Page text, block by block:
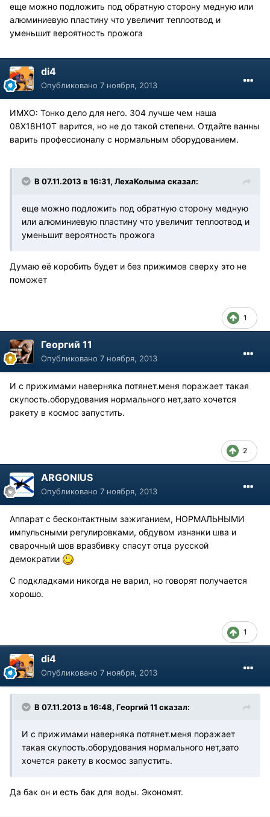
еще можно подложить под обратную сторону медную или
алюминиевую пластину что увеличит теплоотвод и
уменьшит вероятность прожога
di4
Опубликовано 7 ноября, 2013
ИМХО: Тонко дело для него. 304 лучше чем наша
08Х18Н10Т варится, но не до такой степени. Отдайте ванны
варить профессионалу с нормальным оборудованием.
В 07.11.2013 в 16:31, ЛехаКолыма сказал:
еще можно подложить под обратную сторону медную
или алюминиевую пластину что увеличит теплоотвод и
уменьшит вероятность прожога
Думаю её коробить будет и без прижимов сверху это не
поможет
1
Георгий 11
Опубликовано 7 ноября, 2013
И с прижимами наверняка потянет.меня поражает такая
скупость.оборудования нормального нет,зато хочется
ракету в космос запустить.
2
ARGONIUS
Опубликовано 7 ноября, 2013
Аппарат с бесконтактным зажиганием, НОРМАЛЬНЫМИ
импульсными регулировками, обдувом изнанки шва и
сварочный шов вразбивку спасут отца русской
демократии
С подкладками никогда не варил, но говорят получается
хорошо.
1
di4
Опубликовано 7 ноября, 2013
В 07.11.2013 в 16:48, Георгий 11 сказал:
И с прижимами наверняка потянет.меня поражает
такая скупость.оборудования нормального нет,зато
хочется ракету в космос запустить.
Да бак он и есть бак для воды. Экономят.